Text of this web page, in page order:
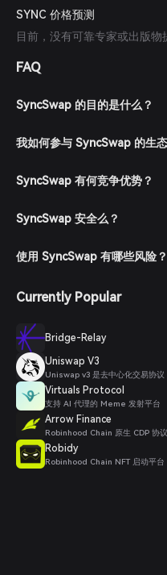
SYNC 价格预测
目前，没有可靠专家或出版物
FAQ
SyncSwap 的目的是什么？
我如何参与 SyncSwap 的生
SyncSwap 有何竞争优势？
SyncSwap 安全么？
使用 SyncSwap 有哪些风险？
Currently Popular
Bridge-Relay
Uniswap V3
Uniswap v3 是去中心化交易协议
Virtuals Protocol
支持 AI 代理的 Meme 发射平台
Arrow Finance
Robinhood Chain 原生 CDP 协议
Robidy
Robinhood Chain NFT 启动平台